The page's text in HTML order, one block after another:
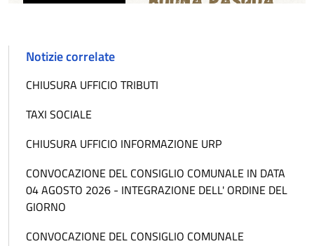
Notizie correlate
CHIUSURA UFFICIO TRIBUTI
TAXI SOCIALE
CHIUSURA UFFICIO INFORMAZIONE URP
CONVOCAZIONE DEL CONSIGLIO COMUNALE IN DATA
04 AGOSTO 2026 - INTEGRAZIONE DELL' ORDINE DEL
GIORNO
CONVOCAZIONE DEL CONSIGLIO COMUNALE